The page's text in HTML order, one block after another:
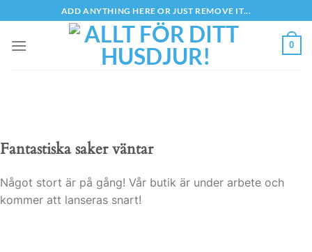
to
content
ADD ANYTHING HERE OR JUST REMOVE IT...
0
Fantastiska saker väntar
Något stort är på gång! Vår butik är under arbete och
kommer att lanseras snart!